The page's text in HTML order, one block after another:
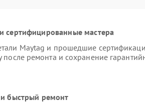
сертифицированные мастера
Maytag и прошедшие
после ремонта и сохранение
и быстрый ремонт